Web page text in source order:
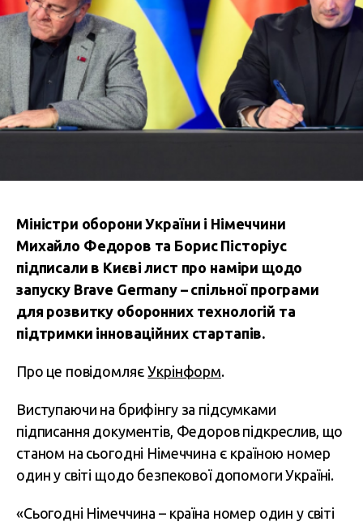
Міністри оборони України і Німеччини
Михайло Федоров та Борис Пісторіус
підписали в Києві лист про наміри щодо
запуску Brave Germany – спільної програми
для розвитку оборонних технологій та
підтримки інноваційних стартапів.
Про це повідомляєУкрінформ.
Виступаючи на брифінгу за підсумками
підписання документів, Федоров підкреслив, що
станом на сьогодні Німеччина є країною номер
один у світі щодо безпекової допомоги Україні.
«Сьогодні Німеччина – країна номер один у світі